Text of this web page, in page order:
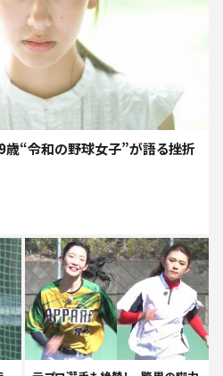
歳“令和の野球女子”が語る挫折